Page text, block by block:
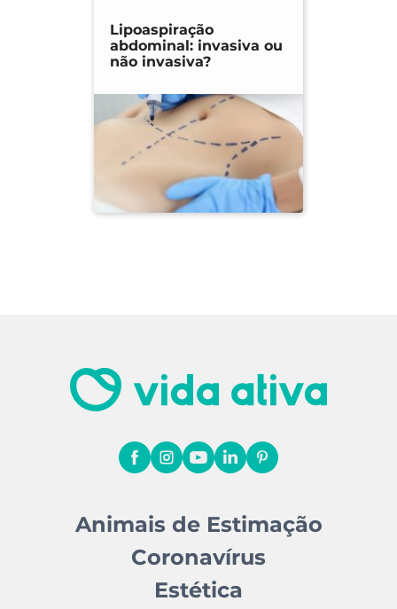
Lipoaspiração
abdominal: invasiva ou
não invasiva?
Animais de Estimação
Coronavírus
Estética